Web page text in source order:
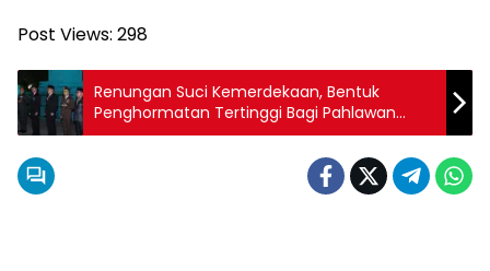
Post Views: 298
Renungan Suci Kemerdekaan, Bentuk
Penghormatan Tertinggi Bagi Pahlawan
Bangsa